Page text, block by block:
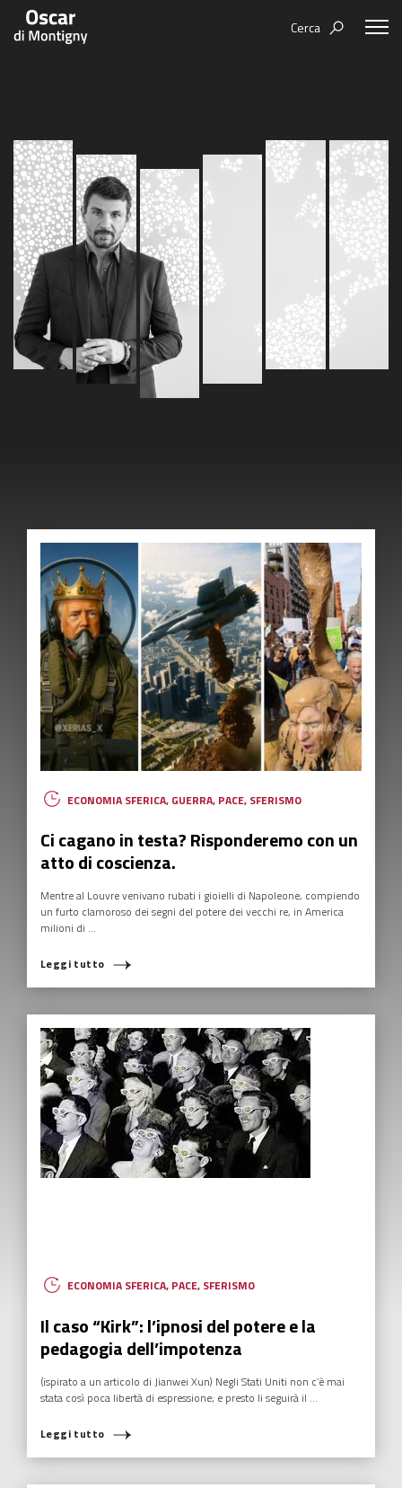
Cerca
Centodieci
Nuovi Eroi
Be Your Essence
Futurability
Books
Events
Video
IT EN ES
ECONOMIA SFERICA, GUERRA, PACE, SFERISMO
Ci cagano in testa? Risponderemo con un
atto di coscienza.
Mentre al Louvre venivano rubati i gioielli di Napoleone, compiendo
un furto clamoroso dei segni del potere dei vecchi re, in America
milioni di ...
Leggi tutto
ECONOMIA SFERICA, PACE, SFERISMO
Il caso “Kirk”: l’ipnosi del potere e la
pedagogia dell’impotenza
(ispirato a un articolo di Jianwei Xun) Negli Stati Uniti non c’è mai
stata così poca libertà di espressione; e presto li seguirà il ...
Leggi tutto